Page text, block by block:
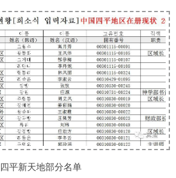
四平新天地部分名单